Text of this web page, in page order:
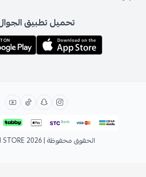
تحميل تطبيق
الحقوق محفوظة | 2026 STORE